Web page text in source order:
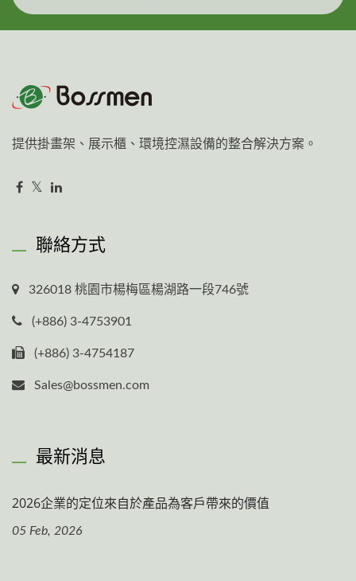
提供掛畫架、展示櫃、環境控濕設備的整合解決方案。
聯絡方式
326018 桃園市楊梅區楊湖路一段746號
(+886) 3-4753901
(+886) 3-4754187
Sales@bossmen.com
最新消息
2026企業的定位來自於產品為客戶帶來的價值
05 Feb, 2026